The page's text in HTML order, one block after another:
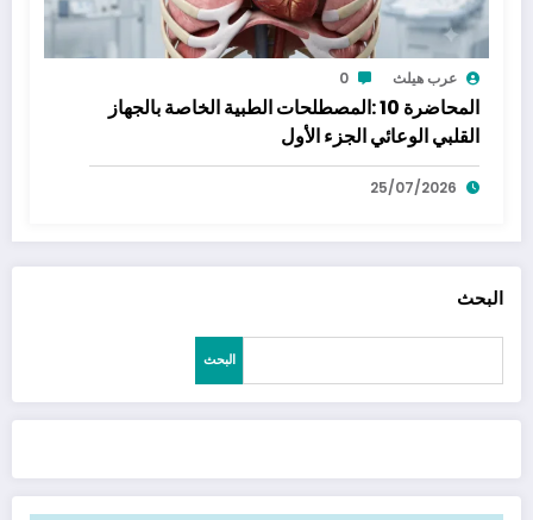
عرب هيلث 0
المحاضرة 10 :المصطلحات الطبية الخاصة بالجهاز
القلبي الوعائي الجزء الأول
25/07/2026
البحث
البحث